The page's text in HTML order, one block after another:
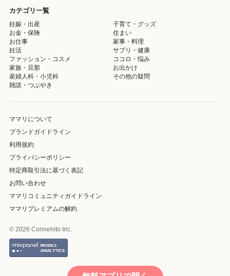
カテゴリ一覧
妊娠・出産
子育て・グッズ
お金・保険
住まい
お仕事
家事・料理
妊活
サプリ・健康
ファッション・コスメ
ココロ・悩み
家族・旦那
お出かけ
産婦人科・小児科
その他の疑問
雑談・つぶやき
ママリについて
ブランドガイドライン
利用規約
プライバシーポリシー
特定商取引法に基づく表記
お問い合わせ
ママリコミュニティガイドライン
ママリプレミアムの解約
© 2026 Connehito Inc.